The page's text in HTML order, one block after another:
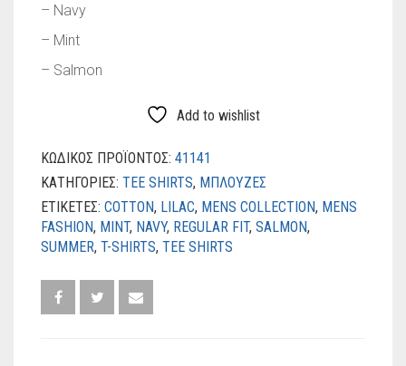
– Navy
– Mint
– Salmon
Add to wishlist
ΚΩΔΙΚΌΣ ΠΡΟΪΌΝΤΟΣ: 41141
ΚΑΤΗΓΟΡΊΕΣ: TEE SHIRTS, ΜΠΛΟΥΖΕΣ
ΕΤΙΚΈΤΕΣ: COTTON, LILAC, MENS COLLECTION, MENS
FASHION, MINT, NAVY, REGULAR FIT, SALMON,
SUMMER, T-SHIRTS, TEE SHIRTS